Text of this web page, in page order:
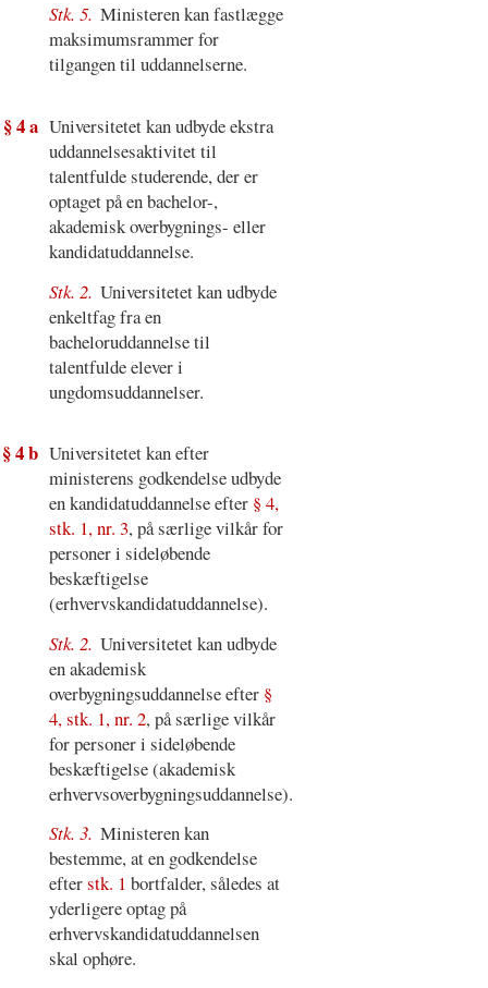
Stk. 5. Ministeren kan fastlægge
maksimumsrammer for
tilgangen til uddannelserne.
§ 4 a Universitetet kan udbyde ekstra
uddannelsesaktivitet til
talentfulde studerende, der er
optaget på en bachelor-,
akademisk overbygnings- eller
kandidatuddannelse.
Stk. 2. Universitetet kan udbyde
enkeltfag fra en
bacheloruddannelse til
talentfulde elever i
ungdomsuddannelser.
§ 4 b Universitetet kan efter
ministerens godkendelse udbyde
en kandidatuddannelse efter § 4,
stk. 1, nr. 3, på særlige vilkår for
personer i sideløbende
beskæftigelse
(erhvervskandidatuddannelse).
Stk. 2. Universitetet kan udbyde
en akademisk
overbygningsuddannelse efter §
4, stk. 1, nr. 2, på særlige vilkår
for personer i sideløbende
beskæftigelse (akademisk
erhvervsoverbygningsuddannelse).
Stk. 3. Ministeren kan
bestemme, at en godkendelse
efterstk. 1 bortfalder, således at
yderligere optag på
erhvervskandidatuddannelsen
skal ophøre.